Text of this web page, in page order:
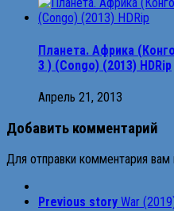
Планета. Африка
3 ) (Congo) (2013) HDRip
Апрель 21, 2013
Добавить комментарий
Для отправки комментария
Previous story War